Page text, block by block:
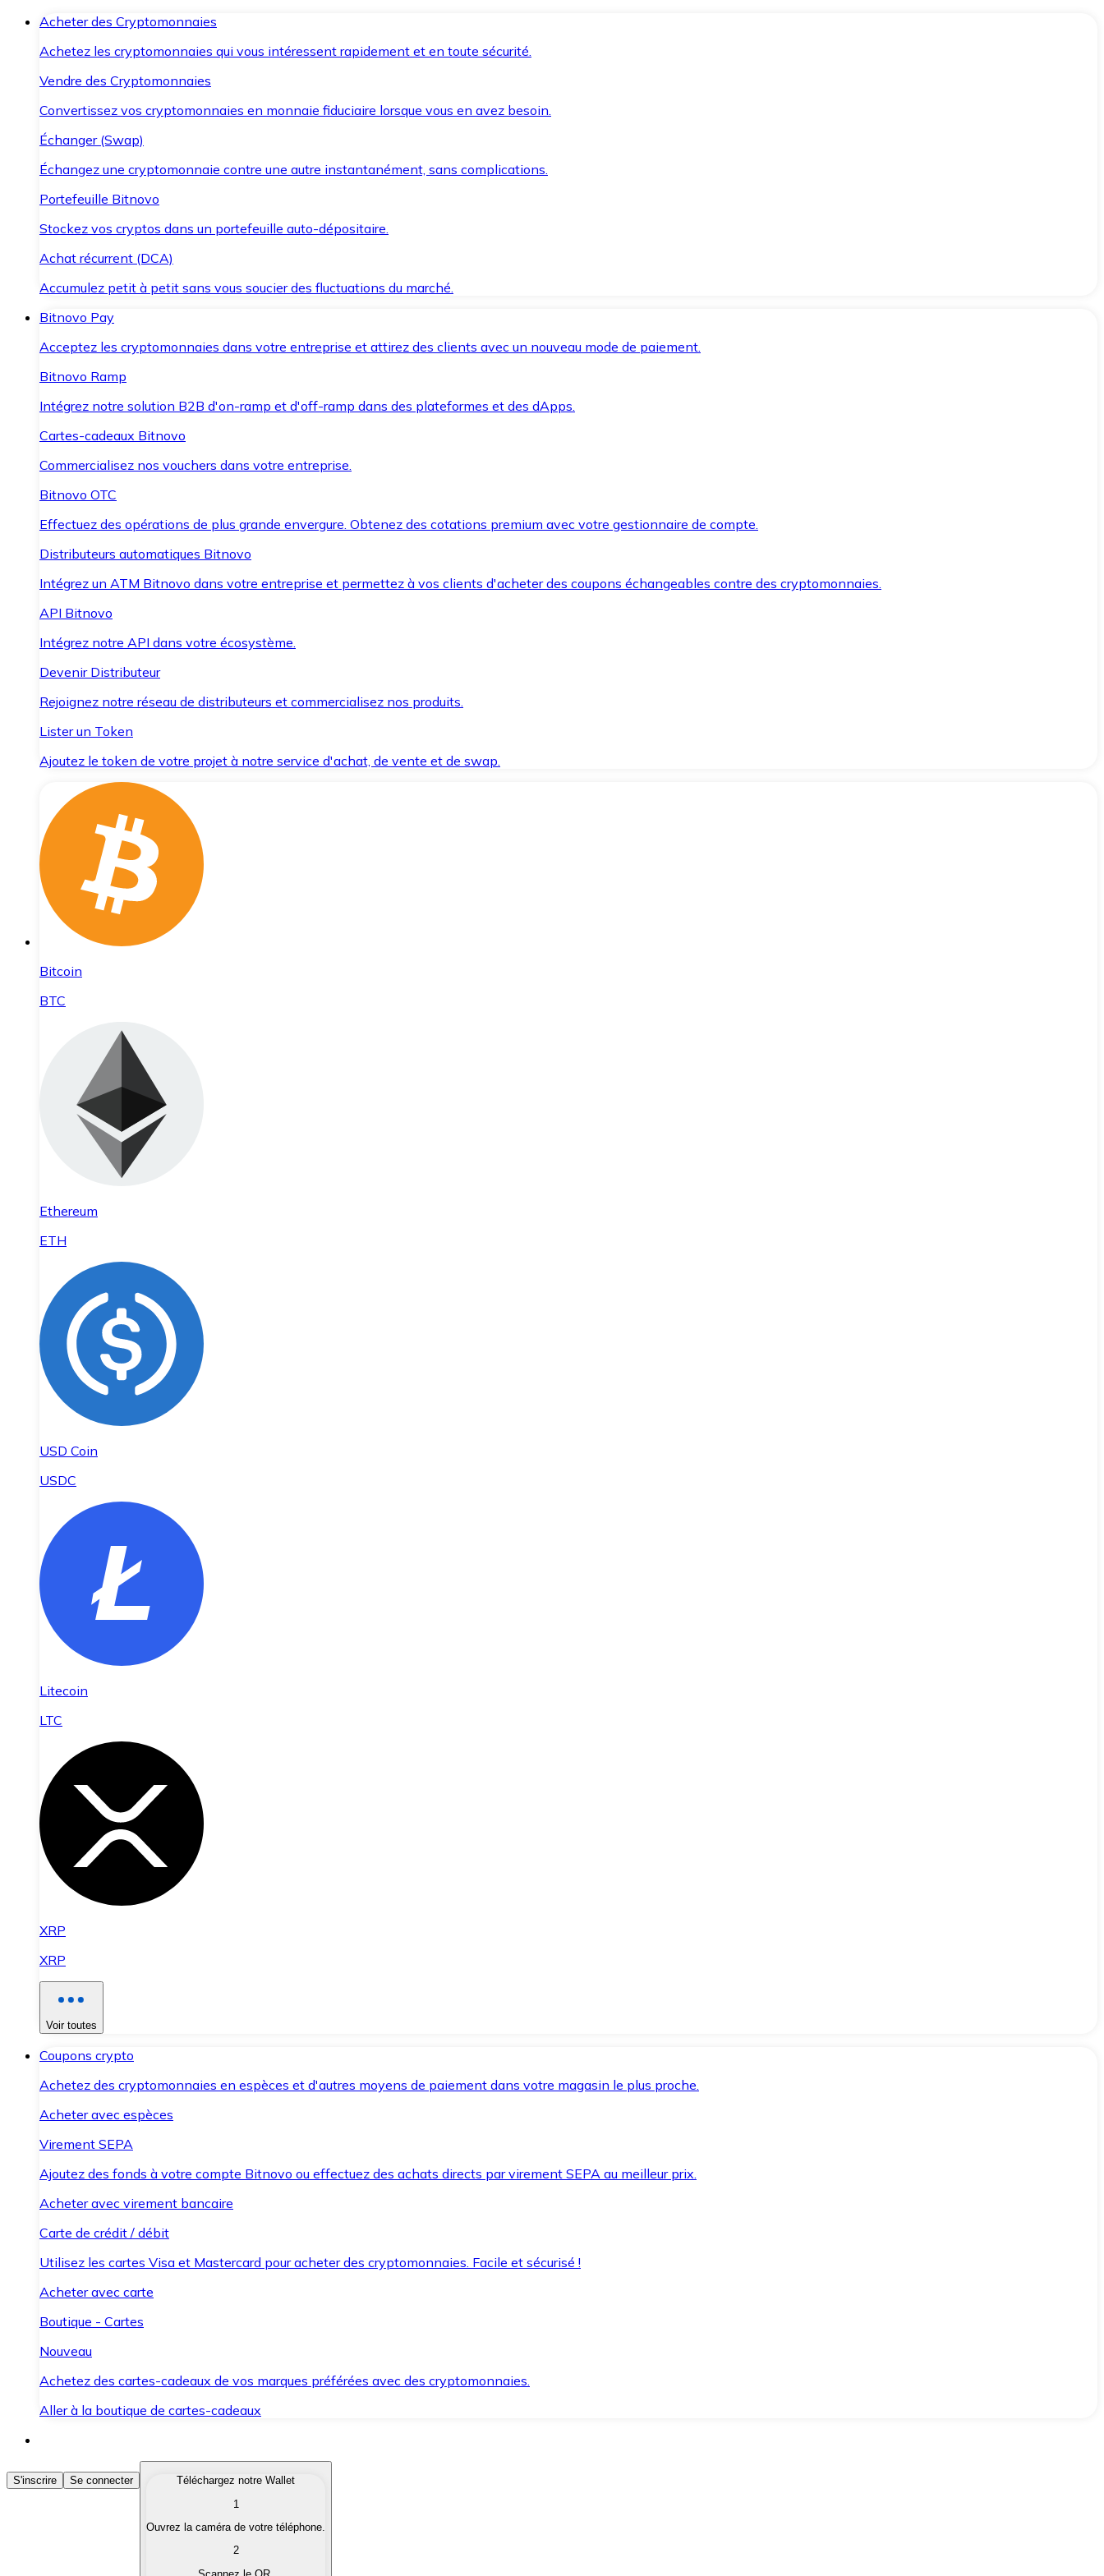
Acheter des Cryptomonnaies
Achetez les cryptomonnaies qui vous intéressent rapidement et en toute sécurité.
Vendre des Cryptomonnaies
Convertissez vos cryptomonnaies en monnaie fiduciaire lorsque vous en avez besoin.
Échanger (Swap)
Échangez une cryptomonnaie contre une autre instantanément, sans complications.
Portefeuille Bitnovo
Stockez vos cryptos dans un portefeuille auto-dépositaire.
Achat récurrent (DCA)
Accumulez petit à petit sans vous soucier des fluctuations du marché.
Bitnovo Pay
Acceptez les cryptomonnaies dans votre entreprise et attirez des clients avec un nouveau mode de paiement.
Bitnovo Ramp
Intégrez notre solution B2B d'on-ramp et d'off-ramp dans des plateformes et des dApps.
Cartes-cadeaux Bitnovo
Commercialisez nos vouchers dans votre entreprise.
Bitnovo OTC
Effectuez des opérations de plus grande envergure. Obtenez des cotations premium avec votre gestionnaire de compte.
Distributeurs automatiques Bitnovo
Intégrez un ATM Bitnovo dans votre entreprise et permettez à vos clients d'acheter des coupons échangeables contre des cryptomonnaies.
API Bitnovo
Intégrez notre API dans votre écosystème.
Devenir Distributeur
Rejoignez notre réseau de distributeurs et commercialisez nos produits.
Lister un Token
Ajoutez le token de votre projet à notre service d'achat, de vente et de swap.
Bitcoin
BTC
Ethereum
ETH
USD Coin
USDC
Litecoin
LTC
XRP
XRP
Voir toutes
Coupons crypto
Achetez des cryptomonnaies en espèces et d'autres moyens de paiement dans votre magasin le plus proche.
Acheter avec espèces
Virement SEPA
Ajoutez des fonds à votre compte Bitnovo ou effectuez des achats directs par virement SEPA au meilleur prix.
Acheter avec virement bancaire
Carte de crédit / débit
Utilisez les cartes Visa et Mastercard pour acheter des cryptomonnaies. Facile et sécurisé !
Acheter avec carte
Boutique - Cartes
Nouveau
Achetez des cartes-cadeaux de vos marques préférées avec des cryptomonnaies.
Aller à la boutique de cartes-cadeaux
Acheter des Cryptomonnaies
Achetez les cryptomonnaies qui vous intéressent rapidement et en toute sécurité.
Convertissez vos cryptomonnaies en monnaie fiduciaire lorsque vous en avez besoin.
S'inscrire Se connecter
Téléchargez notre Wallet
1
Ouvrez la caméra de votre téléphone.
2